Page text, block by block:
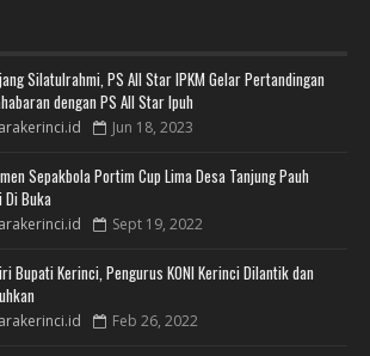
Silatulrahmi, PS All Star IPKM Gelar Pertandingan
dengan PS All Star Ipuh
Jun 18, 2023
Sepakbola Portim Cup Lima Desa Tanjung Pauh
Di Buka
Sept 19, 2022
Bupati Kerinci, Pengurus KONI Kerinci Dilantik dan
Feb 26, 2022